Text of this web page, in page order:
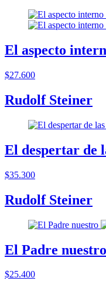
El aspecto
$27.600
Rudolf Steiner
El despertar de
$35.300
Rudolf Steiner
El Padre nuestro
$25.400